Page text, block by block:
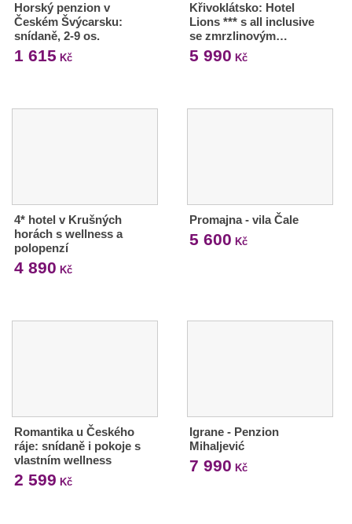
Horský penzion v
Českém Švýcarsku:
snídaně, 2-9 os.
1 615 Kč
Křivoklátsko: Hotel
Lions *** s all inclusive
se zmrzlinovým…
5 990 Kč
4* hotel v Krušných
horách s wellness a
polopenzí
4 890 Kč
Promajna - vila Čale
5 600 Kč
Romantika u Českého
ráje: snídaně i pokoje s
vlastním wellness
2 599 Kč
Igrane - Penzion
Mihaljević
7 990 Kč